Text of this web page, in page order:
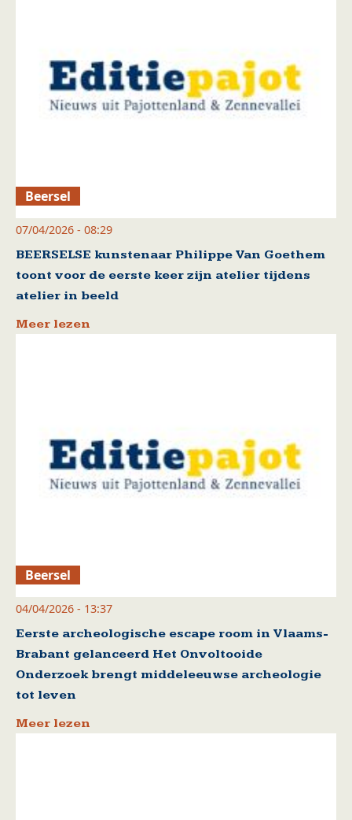
Beersel
07/04/2026 - 08:29
BEERSELSE kunstenaar Philippe Van Goethem
toont voor de eerste keer zijn atelier tijdens
atelier in beeld
Meer lezen
Beersel
04/04/2026 - 13:37
Eerste archeologische escape room in Vlaams-
Brabant gelanceerd Het Onvoltooide
Onderzoek brengt middeleeuwse archeologie
tot leven
Meer lezen